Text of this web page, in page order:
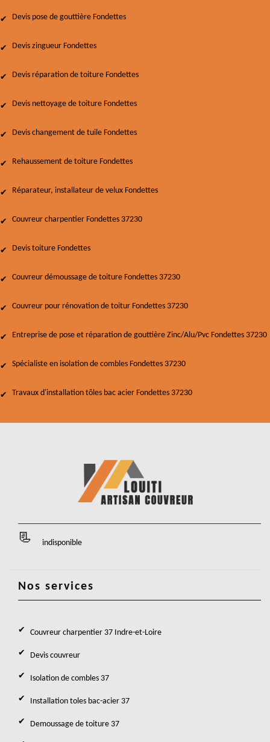
Devis pose de gouttière Fondettes
Devis zingueur Fondettes
Devis réparation de toiture Fondettes
Devis nettoyage de toiture Fondettes
Devis changement de tuile Fondettes
Rehaussement de toiture Fondettes
Réparateur, installateur de velux Fondettes
Couvreur charpentier Fondettes 37230
Devis toiture Fondettes
Couvreur démoussage de toiture Fondettes 37230
Couvreur pour rénovation de toitur Fondettes 37230
Entreprise de pose et réparation de gouttière Zinc/Alu/Pvc Fondettes 37230
Spécialiste en isolation de combles Fondettes 37230
Travaux d'installation tôles bac acier Fondettes 37230
indisponible
Nos services
Couvreur charpentier 37 Indre-et-Loire
Devis couvreur
Isolation de combles 37
Installation toles bac-acier 37
Demoussage de toiture 37